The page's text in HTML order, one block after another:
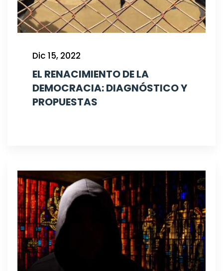
Dic 15, 2022
EL RENACIMIENTO DE LA
DEMOCRACIA: DIAGNÓSTICO Y
PROPUESTAS